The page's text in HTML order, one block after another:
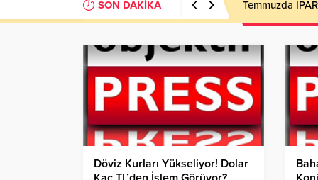
SON DAKİKA Temmuzda
Döviz Kurları Yükseliyor! Dolar